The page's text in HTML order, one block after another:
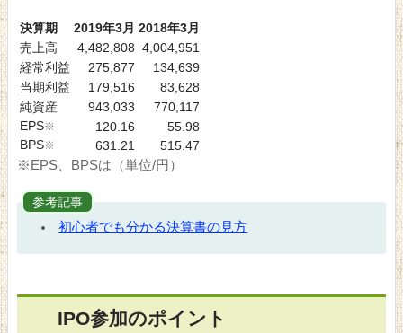
決算期 2019年3月 2018年3月
売上高
4,482,808 4,004,951
経常利益
275,877
134,639
当期利益
179,516
83,628
純資産
943,033
770,117
EPS※ 120.16
55.98
BPS※ 631.21 515.47
※EPS、BPSは（単位/円）
参考記事
初心者でも分かる決算書の見方
IPO参加のポイント